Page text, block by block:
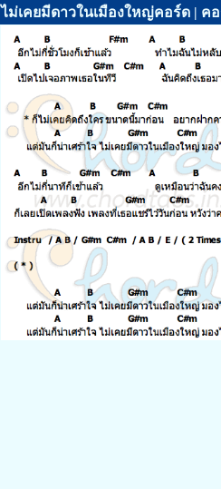
ไม่เคยมีดาวในเมืองใหญ่คอร์ด | ค